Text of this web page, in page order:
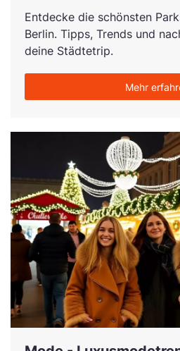
Entdecke die schönsten
Berlin. Tipps, Trends und
deine Städtetrip.
Mehr